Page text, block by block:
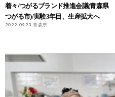
着々/つがるブランド推進会議(青森県
つがる市)/実験3年目、生産拡大へ
2022.09.23 青森県